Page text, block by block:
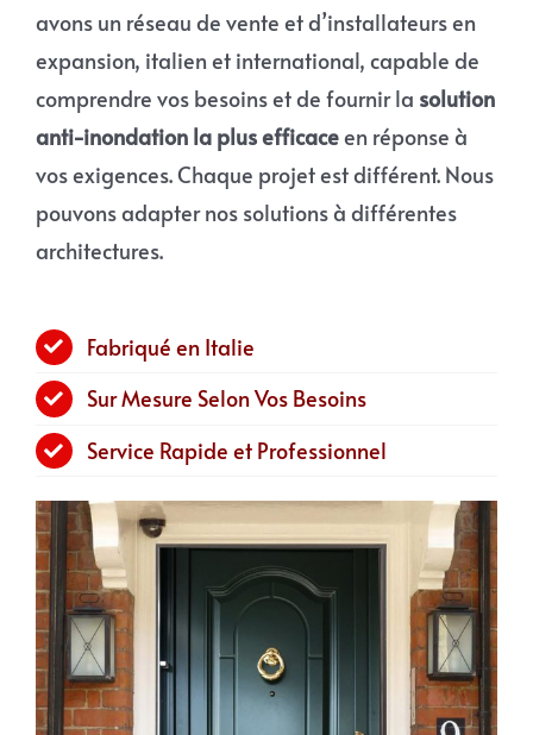
avons un réseau de vente et d’installateurs en
expansion, italien et international, capable de
comprendre vos besoins et de fournir la solution
anti-inondation la plus efficaceen réponse à
vos exigences. Chaque projet est différent. Nous
pouvons adapter nos solutions à différentes
architectures.
Fabriqué en Italie
Sur Mesure Selon Vos Besoins
Service Rapide et Professionnel